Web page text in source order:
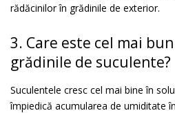
rădăcinilor în grădinile de exterior.
3. Care este cel mai
grădinile de suculente?
Suculentele cresc cel mai bine în
împiedică acumularea de umiditate